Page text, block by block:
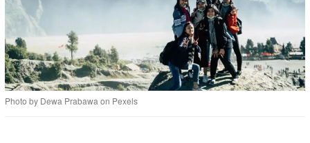
Photo by Dewa Prabawa on Pexels